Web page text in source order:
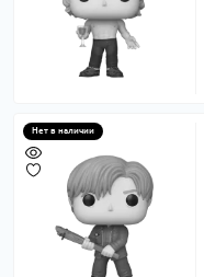
Нет в наличии